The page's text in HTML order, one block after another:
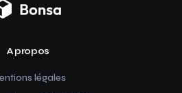
A propos
légales